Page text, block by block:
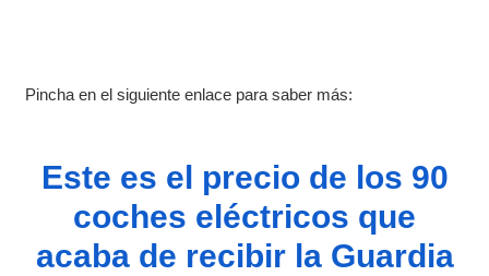
Pincha en el siguiente enlace para saber más:
Este es el precio de los 90
coches eléctricos que
acaba de recibir la Guardia